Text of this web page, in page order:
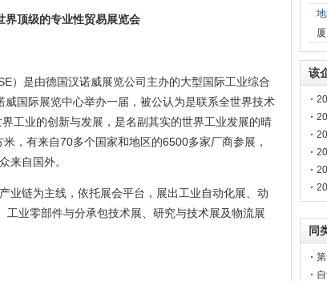
界顶级的专业性贸易展览会
）是由德国汉诺威展览公司主办的大型国际工业综合
国际展览中心举办一届，被公认为是联系全世界技术
工业的创新与发展，是名副其实的世界工业发展的晴
，有来自70多个国家和地区的6500多家厂商参展，
来自国外。
业链为主线，依托展会平台，展出工业自动化展、动
业零部件与分承包技术展、研究与技术展及物流展
该
同